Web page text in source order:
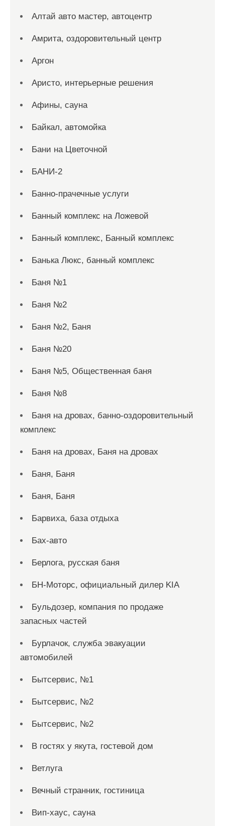
Алтай авто мастер, автоцентр
Амрита, оздоровительный центр
Аргон
Аристо, интерьерные решения
Афины, сауна
Байкал, автомойка
Бани на Цветочной
БАНИ-2
Банно-прачечные услуги
Банный комплекс на Ложевой
Банный комплекс, Банный комплекс
Банька Люкс, банный комплекс
Баня №1
Баня №2
Баня №2, Баня
Баня №20
Баня №5, Общественная баня
Баня №8
Баня на дровах, банно-оздоровительный
комплекс
Баня на дровах, Баня на дровах
Баня, Баня
Баня, Баня
Барвиха, база отдыха
Бах-авто
Берлога, русская баня
БН-Моторс, официальный дилер KIA
Бульдозер, компания по продаже
запасных частей
Бурлачок, служба эвакуации
автомобилей
Бытсервис, №1
Бытсервис, №2
Бытсервис, №2
В гостях у якута, гостевой дом
Ветлуга
Вечный странник, гостиница
Вип-хаус, сауна